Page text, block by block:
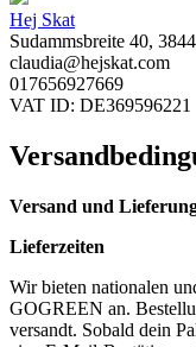
Hej Skat
Sudammsbreite 40,
claudia@hejskat.com
017656927669
VAT ID: DE369596221
Versand und
Lieferzeiten
Wir bieten nationalen
GOGREEN an.
versandt. Sobald dein